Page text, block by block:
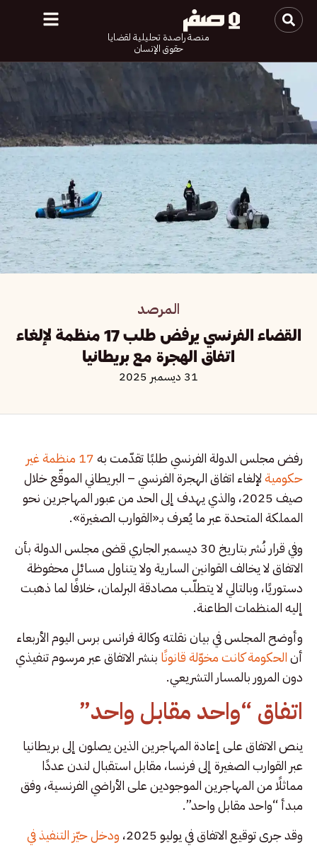
منصة راصدة تحليلية لقضايا
حقوق الإنسان
المرصد
القضاء الفرنسي يرفض طلب 17 منظمة لإلغاء
اتفاق الهجرة مع بريطانيا
31 ديسمبر 2025
رفض مجلس الدولة الفرنسي طلبًا تقدّمت به
17 منظمة غير
حكوميةلإلغاء اتفاق الهجرة الفرنسي – البريطاني الموقّع خلال
صيف 2025، والذي يهدف إلى الحد من عبور المهاجرين نحو
المملكة المتحدة عبر ما يُعرف بـ«القوارب الصغيرة».
وفي قرار نُشر بتاريخ 30 ديسمبر الجاري قضى مجلس الدولة بأن
الاتفاق لا يخالف القوانين السارية ولا يتناول مسائل محفوظة
دستوريًا، وبالتالي لا يتطلّب مصادقة البرلمان، خلافًا لما ذهبت
إليه المنظمات الطاعنة.
وأوضح المجلس في بيان نقلته وكالة فرانس برس اليوم الأربعاء
أنالحكومة كانت مخوّلة قانونًا بنشر الاتفاق عبر مرسوم تنفيذي
دون المرور بالمسار التشريعي.
اتفاق “واحد مقابل واحد”
ينص الاتفاق على إعادة المهاجرين الذين يصلون إلى بريطانيا
عبر القوارب الصغيرة إلى فرنسا، مقابل استقبال لندن عددًا
مماثلًا من المهاجرين الموجودين على الأراضي الفرنسية، وفق
مبدأ “واحد مقابل واحد”.
وقد جرى توقيع الاتفاق في يوليو 2025،
ودخل حيّز التنفيذ في